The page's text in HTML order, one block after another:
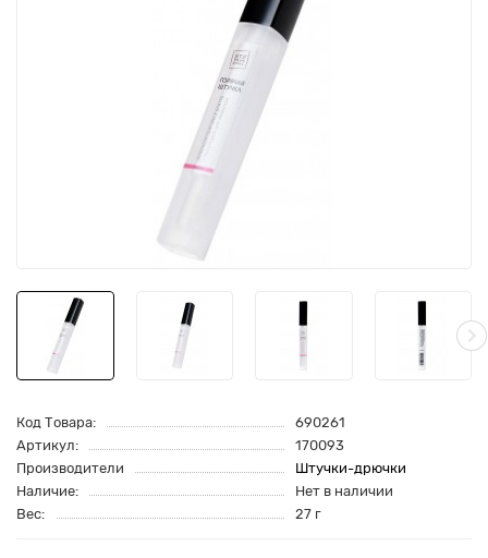
Код Товара:
690261
Артикул:
170093
Производители
Штучки-дрючки
Наличие:
Нет в наличии
Вес:
27 г